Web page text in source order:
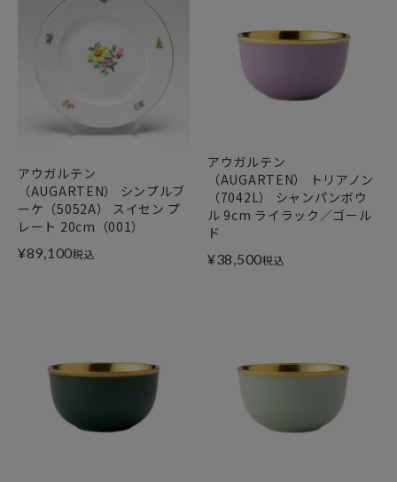
アウガルテン
（AUGARTEN） シンプルブ
ーケ（5052A） スイセン プ
レート 20cm（001）
¥89,100税込
アウガルテン
（AUGARTEN） トリアノン
（7042L） シャンパンボウ
ル 9cm ライラック／ゴール
ド
¥38,500税込